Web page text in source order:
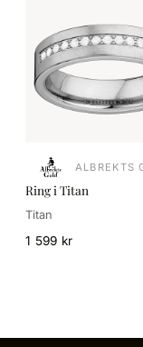
ALBREKTS
Ring i Titan
Titan
1 599 kr